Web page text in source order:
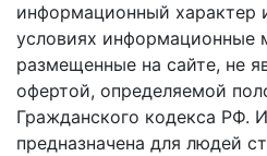
информационный характер
условиях информационные
размещенные на сайте, не
офертой, определяемой
Гражданского кодекса РФ.
предназначена для людей